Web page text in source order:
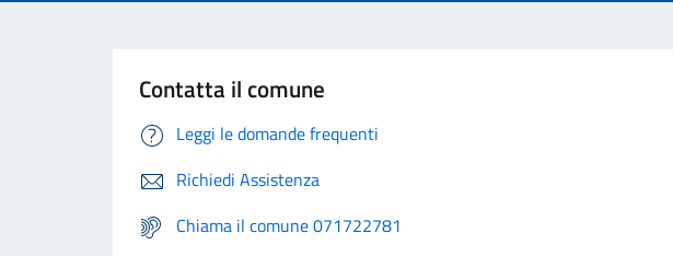
Contatta il comune
Leggi le domande frequenti
Richiedi Assistenza
Chiama il comune 071722781